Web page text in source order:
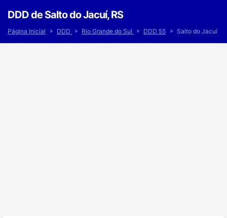
DDD de Salto do Jacuí, RS
Página Inicial » DDD » Rio Grande do Sul » DDD 55 » Salto do Jacuí